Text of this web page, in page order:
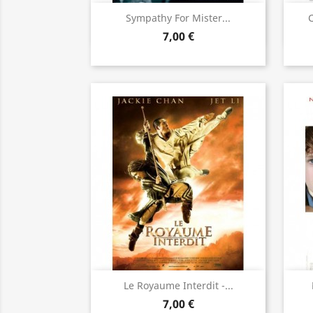
Sympathy For Mister...
7,00 €
Aperçu rapide
Le Royaume Interdit -...
7,00 €
Aperçu rapide